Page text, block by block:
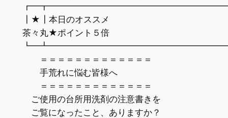
┃★┃本日のオススメ
茶々丸★ポイント５倍
＝＝＝＝＝＝＝＝＝＝＝＝＝
手荒れに悩む皆様へ
＝＝＝＝＝＝＝＝＝＝＝＝＝
ご使用の台所用洗剤の注意書きを
ご覧になったこと、ありますか？